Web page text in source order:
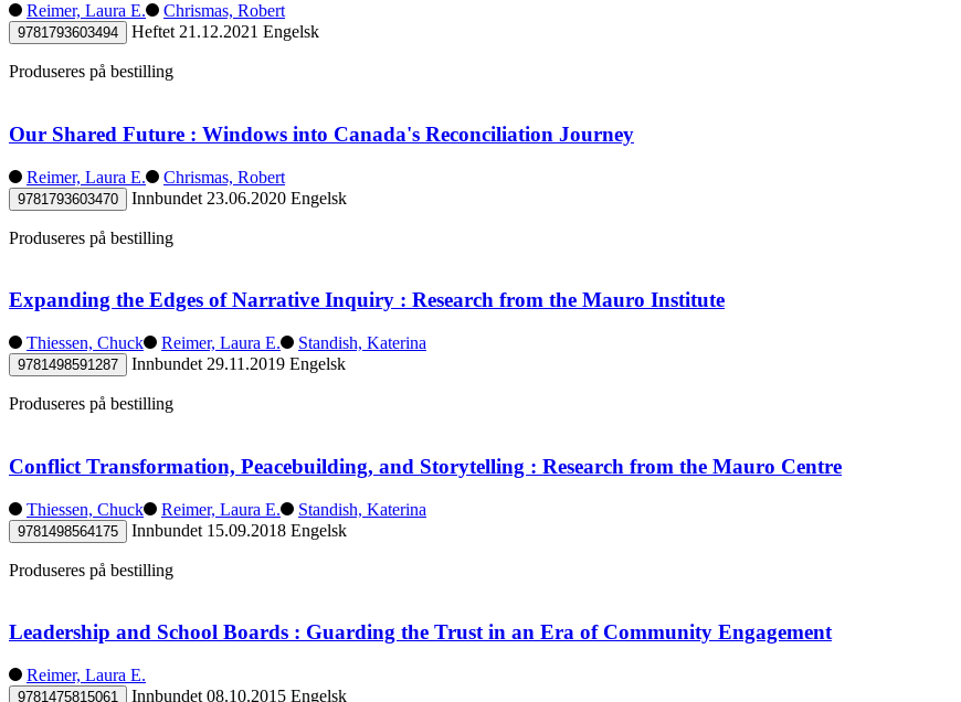
Reimer, Laura E. Chrismas, Robert
9781793603494 Heftet 21.12.2021 Engelsk
Produseres på bestilling
Our Shared Future : Windows into Canada's Reconciliation Journey
Reimer, Laura E. Chrismas, Robert
9781793603470 Innbundet 23.06.2020 Engelsk
Produseres på bestilling
Expanding the Edges of Narrative Inquiry : Research from the Mauro Institute
Thiessen, Chuck Reimer, Laura E. Standish, Katerina
9781498591287 Innbundet 29.11.2019 Engelsk
Produseres på bestilling
Conflict Transformation, Peacebuilding, and Storytelling : Research from the Mauro Centre
Thiessen, Chuck Reimer, Laura E. Standish, Katerina
9781498564175 Innbundet 15.09.2018 Engelsk
Produseres på bestilling
Leadership and School Boards : Guarding the Trust in an Era of Community Engagement
Reimer, Laura E.
9781475815061 Innbundet 08.10.2015 Engelsk